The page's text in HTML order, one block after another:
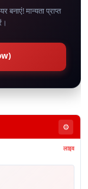
मान्यता प्राप्त
⚙️
लाइव